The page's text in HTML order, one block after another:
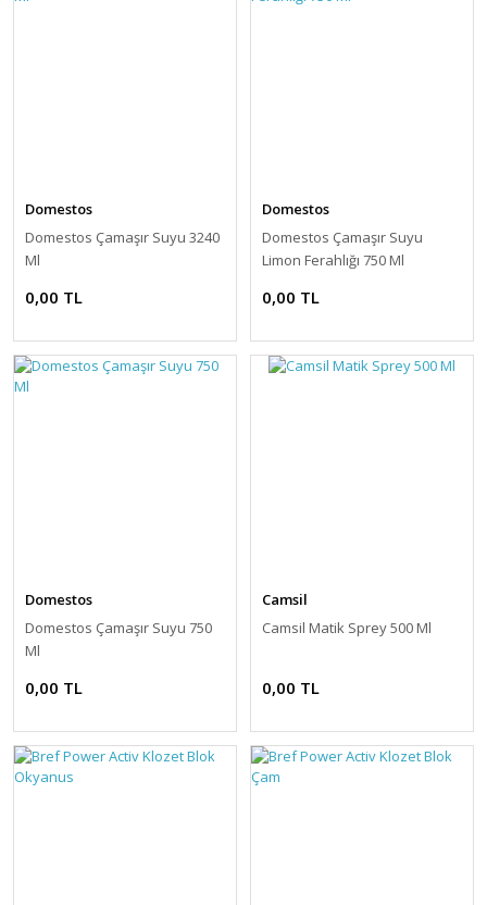
Domestos
Domestos Çamaşır Suyu 3240
Ml
0,00 TL
Domestos
Domestos Çamaşır Suyu
Limon Ferahlığı 750 Ml
0,00 TL
Domestos
Domestos Çamaşır Suyu 750
Ml
0,00 TL
Camsil
Camsil Matik Sprey 500 Ml
0,00 TL